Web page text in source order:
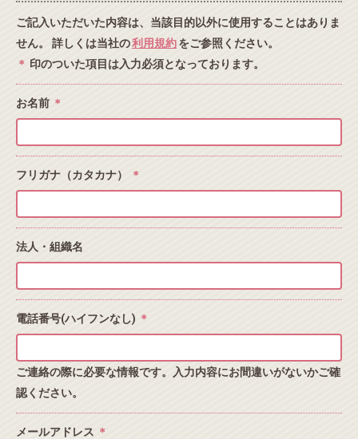
ご記入いただいた内容は、当該目的以外に使用することはありま
せん。 詳しくは当社の利用規約をご参照ください。
＊ 印のついた項目は入力必須となっております。
お名前 ＊
フリガナ（カタカナ） ＊
法人・組織名
電話番号(ハイフンなし) ＊
ご連絡の際に必要な情報です。入力内容にお間違いがないかご確
認ください。
メールアドレス ＊